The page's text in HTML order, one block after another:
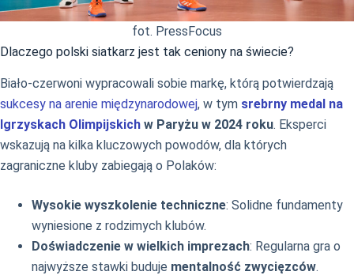
fot. PressFocus
Dlaczego polski siatkarz jest tak ceniony na świecie?
Biało-czerwoni wypracowali sobie markę, którą potwierdzają
sukcesy na arenie międzynarodowej, w tym srebrny medal na
Igrzyskach Olimpijskich w Paryżu w 2024 roku. Eksperci
wskazują na kilka kluczowych powodów, dla których
zagraniczne kluby zabiegają o Polaków:
Wysokie wyszkolenie techniczne: Solidne fundamenty
wyniesione z rodzimych klubów.
Doświadczenie w wielkich imprezach: Regularna gra o
najwyższe stawki buduje mentalność zwycięzców.